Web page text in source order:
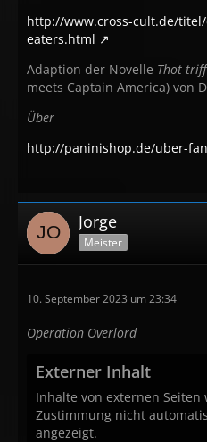
http://www.cross-cult.de/
eaters.html
Adaption der Novelle Thot
meets Captain America) von
Über
http://paninishop.de/uber-
Jorge
Meister
10. September 2023 um 23:34
Operation Overlord
Externer Inhalt
Inhalte von externen Seiten
Zustimmung nicht
angezeigt.